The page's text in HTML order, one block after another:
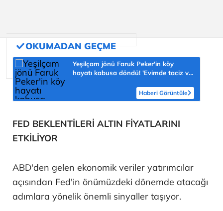
Yeşilçam jönü Faruk Peker'in köy
hayatı kabusa döndü! 'Evimde taciz ve
Haberi Görüntüle
FED BEKLENTİLERİ ALTIN FİYATLARINI
ETKİLİYOR
ABD'den gelen ekonomik veriler yatırımcılar
açısından Fed'in önümüzdeki dönemde atacağı
adımlara yönelik önemli sinyaller taşıyor.